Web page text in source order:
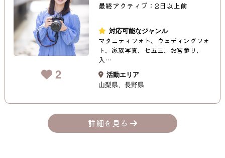
2
最終アクティブ：2日以上前
対応可能なジャンル
マタニティフォト、ウェディングフォ
ト、家族写真、七五三、お宮参り、
入…
活動エリア
山梨県
長野県
詳細を見る